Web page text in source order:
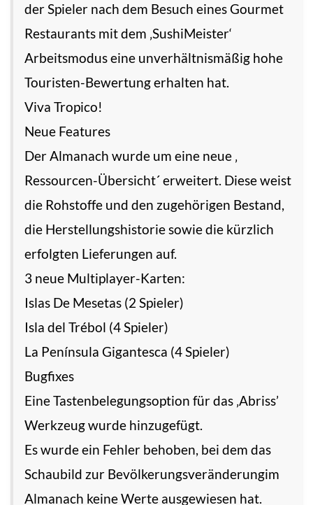
der Spieler nach dem Besuch eines Gourmet
Restaurants mit dem ‚SushiMeister‘
Arbeitsmodus eine unverhältnismäßig hohe
Touristen-Bewertung erhalten hat.
Viva Tropico!
Neue Features
Der Almanach wurde um eine neue ‚
Ressourcen-Übersicht´ erweitert. Diese weist
die Rohstoffe und den zugehörigen Bestand,
die Herstellungshistorie sowie die kürzlich
erfolgten Lieferungen auf.
3 neue Multiplayer-Karten:
Islas De Mesetas (2 Spieler)
Isla del Trébol (4 Spieler)
La Península Gigantesca (4 Spieler)
Bugfixes
Eine Tastenbelegungsoption für das ‚Abriss’
Werkzeug wurde hinzugefügt.
Es wurde ein Fehler behoben, bei dem das
Schaubild zur Bevölkerungsveränderungim
Almanach keine Werte ausgewiesen hat.